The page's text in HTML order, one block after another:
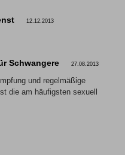
12.12.2013
Schwangere 27.08.2013
und regelmäßige
die am häufigsten sexuell